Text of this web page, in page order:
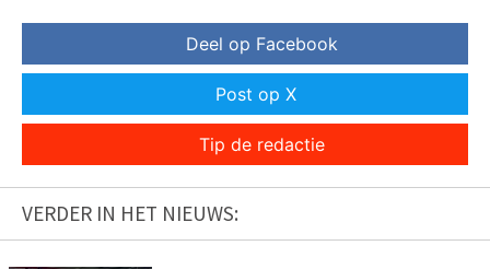
Deel op Facebook
Post op X
Tip de redactie
VERDER IN HET NIEUWS: